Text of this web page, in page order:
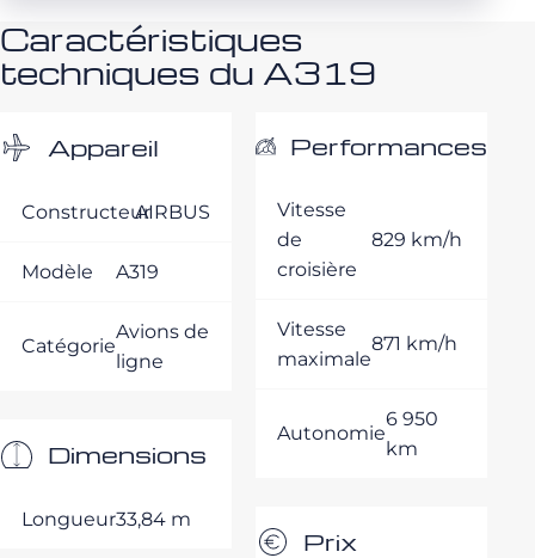
Caractéristiques
techniques du A319
Appareil
ConstructeurAIRBUS
Modèle A319
Catégorie
Avions de
ligne
Dimensions
Longueur33,84 m
Performances
Vitesse
de
croisière
829 km/h
Vitesse
maximale
871 km/h
Autonomie
6 950
km
Prix